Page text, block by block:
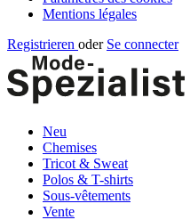
Mentions légales
Registrieren oder Se connecter
Neu
Chemises
Tricot & Sweat
Polos & T-shirts
Sous-vêtements
Vente